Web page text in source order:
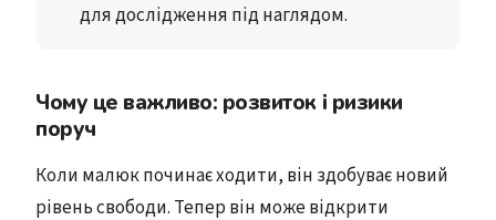
для дослідження під наглядом.
Чому це важливо: розвиток і ризики
поруч
Коли малюк починає ходити, він здобуває новий
рівень свободи. Тепер він може відкрити